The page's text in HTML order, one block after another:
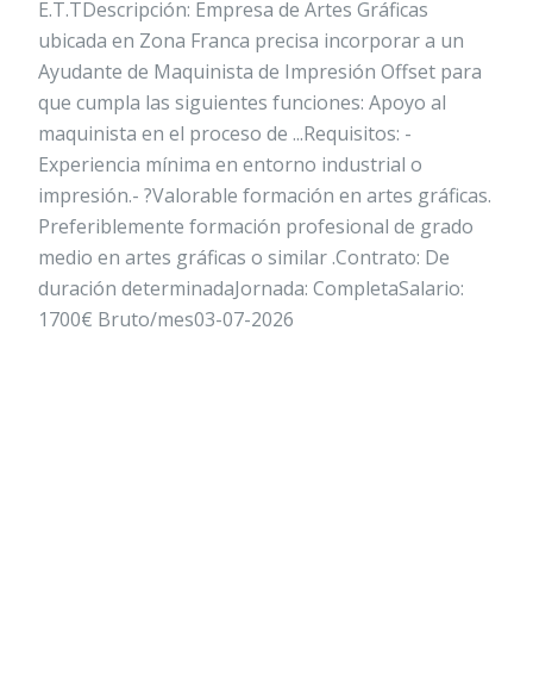
E.T.TDescripción: Empresa de Artes Gráficas
ubicada en Zona Franca precisa incorporar a un
Ayudante de Maquinista de Impresión Offset para
que cumpla las siguientes funciones: Apoyo al
maquinista en el proceso de ...Requisitos: -
Experiencia mínima en entorno industrial o
impresión.- ?Valorable formación en artes gráficas.
Preferiblemente formación profesional de grado
medio en artes gráficas o similar .Contrato: De
duración determinadaJornada: CompletaSalario:
1700€ Bruto/mes03-07-2026